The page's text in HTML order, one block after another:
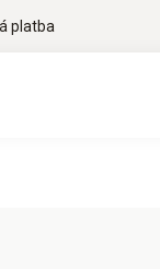
platba